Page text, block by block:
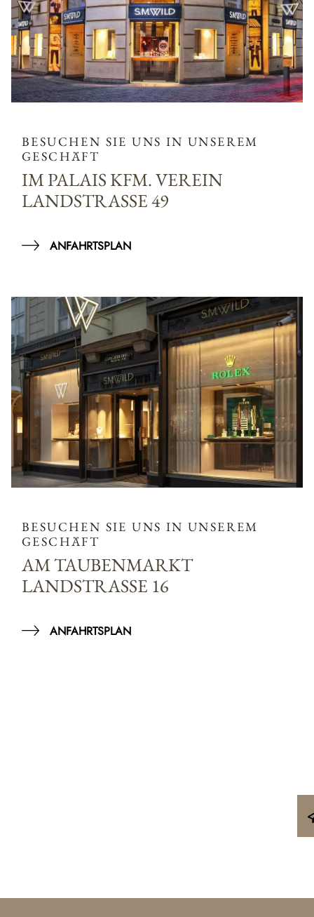
BESUCHEN SIE UNS IN UNSEREM
GESCHÄFT
IM PALAIS KFM. VEREIN
LANDSTRASSE 49
ANFAHRTSPLAN
BESUCHEN SIE UNS IN UNSEREM
GESCHÄFT
AM TAUBENMARKT
LANDSTRASSE 16
ANFAHRTSPLAN